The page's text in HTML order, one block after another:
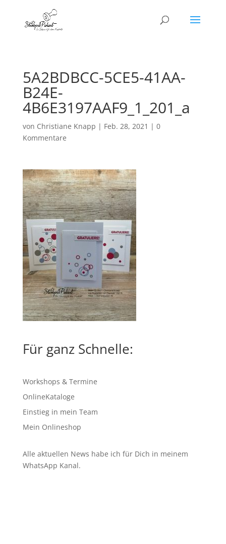
5A2BDBCC-5CE5-41AA-
B24E-
4B6E3197AAF9_1_201_a
von Christiane Knapp | Feb. 28, 2021 | 0
Kommentare
Für ganz Schnelle:
Workshops & Termine
OnlineKataloge
Einstieg in mein Team
Mein Onlineshop
Alle aktuellen News habe ich für Dich in meinem
WhatsApp Kanal.